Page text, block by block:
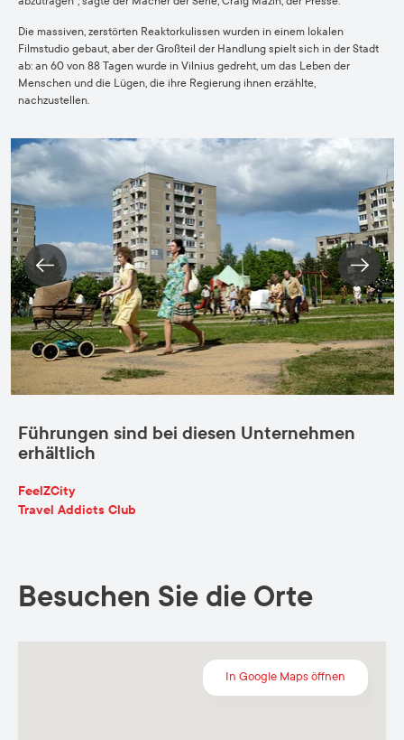
Die massiven, zerstörten Reaktorkulissen wurden in einem lokalen
Filmstudio gebaut, aber der Großteil der Handlung spielt sich in der Stadt
ab: an 60 von 88 Tagen wurde in Vilnius gedreht, um das Leben der
Menschen und die Lügen, die ihre Regierung ihnen erzählte,
nachzustellen.
Führungen sind bei diesen Unternehmen
erhältlich
FeelZCity
Travel Addicts Club
Besuchen Sie die Orte
In Google Maps öffnen